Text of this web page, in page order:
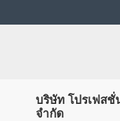
บริษัท โปรเฟสชั่
จำกัด